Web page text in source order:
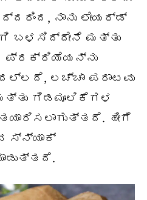
ನಾನು ಲೇಯರ್ಡ್
ಬಳಸಿದ್ದೇನೆ ಮತ್ತು
ಪ್ರಕ್ರಿಯೆಯನ್ನು
ಲಚ್ಚಾ ಪರಾಟವು
ಗಿಡಮೂಲಿಕೆಗಳ
ಹೀಗೆ
ಸ್ನ್ಯಾಕ್